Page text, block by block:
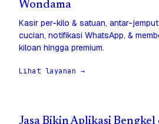
Wondama
Kasir per-kilo & satuan, antar-
cucian, notifikasi WhatsApp, &
kiloan hingga premium.
Lihat layanan →
Jasa Bikin Aplikasi Bengkel